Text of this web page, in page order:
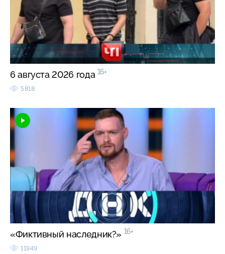
6 августа 2026 года 16+
5818
«Фиктивный наследник?» 16+
11949